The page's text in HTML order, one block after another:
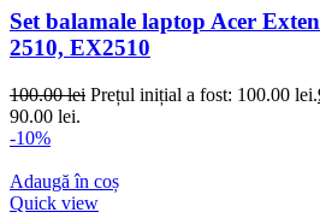
Set balamale laptop Acer
2510, EX2510
100.00lei Prețul inițial a fost: 100.00 lei.
90.00 lei.
-10%
Adaugă în coș
Quick view